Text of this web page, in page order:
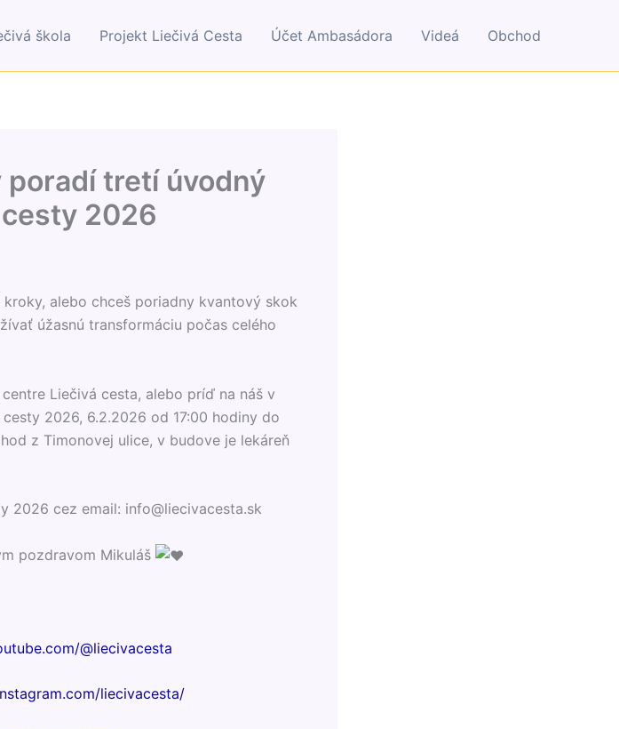
škola Projekt Liečivá Cesta Účet Ambasádora Videá Obchod
poradí tretí úvodný
2026
alebo chceš poriadny kvantový skok
úžasnú transformáciu počas celého
Liečivá cesta, alebo príď na náš v
2026, 6.2.2026 od 17:00 hodiny do
z Timonovej ulice, v budove je lekáreň
2026 cez email: info@liecivacesta.sk
pozdravom Mikuláš
@liecivacesta
liecivacesta/